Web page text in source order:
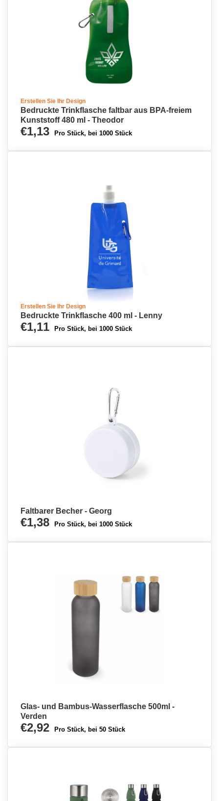
Erstellen Sie Ihr Design
Bedruckte Trinkflasche faltbar aus BPA-freiem
Kunststoff 480 ml - Theodor
€1,13 Pro Stück, bei 1000 Stück
Erstellen Sie Ihr Design
Bedruckte Trinkflasche 400 ml - Lenny
€1,11 Pro Stück, bei 1000 Stück
Faltbarer Becher - Georg
€1,38 Pro Stück, bei 1000 Stück
Glas- und Bambus-Wasserflasche 500ml -
Verden
€2,92 Pro Stück, bei 50 Stück